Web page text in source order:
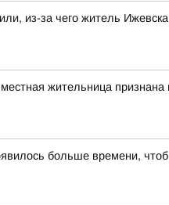
из-за чего житель
жительница признана
больше времени,